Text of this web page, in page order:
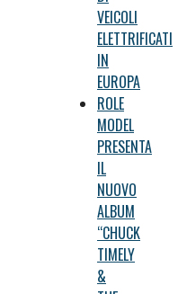
VEICOLI
ELETTRIFICATI
IN
EUROPA
ROLE
MODEL
PRESENTA
IL
NUOVO
ALBUM
“CHUCK
TIMELY
&